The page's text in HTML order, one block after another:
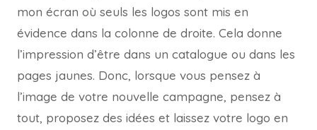
mon écran où seuls les logos sont mis en
évidence dans la colonne de droite. Cela donne
l’impression d’être dans un catalogue ou dans les
pages jaunes. Donc, lorsque vous pensez à
l’image de votre nouvelle campagne, pensez à
tout, proposez des idées et laissez votre logo en